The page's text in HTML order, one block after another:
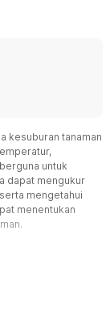
kesuburan tanaman
untuk
dapat mengukur
mengetahui
menentukan